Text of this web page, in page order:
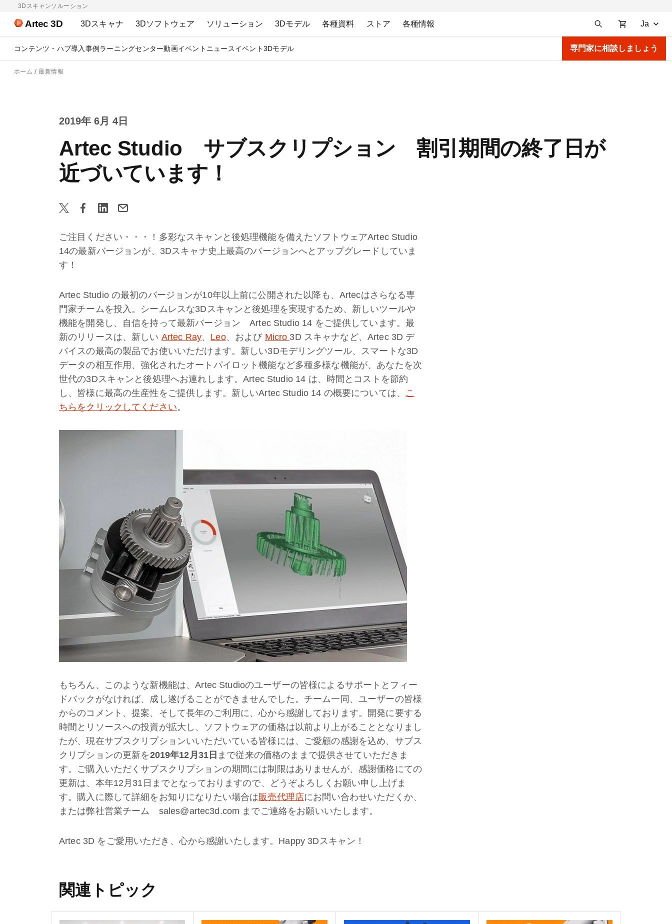
3Dスキャンソルーション
Artec 3D 3Dスキャナ 3Dソフトウェア ソリューション 3Dモデル 各種資料 ストア 各種情報 Ja
コンテンツ・ハブ導入事例 ラーニングセンター動画イベント ニュースイベント3Dモデル 専門家に相談しましょう
ホーム 最新情報
2019年 6月 4日
Artec Studio サブスクリプション 割引期間の終了日が
近づいています！
ご注目ください・・・！多彩なスキャンと後処理機能を備えたソフトウェアArtec Studio
14の最新バージョンが、3Dスキャナ史上最高のバージョンへとアップグレードしていま
す！
Artec Studio の最初のバージョンが10年以上前に公開された以降も、Artecはさらなる専
門家チームを投入。シームレスな3Dスキャンと後処理を実現するため、新しいツールや
機能を開発し、自信を持って最新バージョン Artec Studio 14 をご提供しています。最
新のリリースは、新しい Artec Ray、 Leo、および Micro 3D スキャナなど、Artec 3D デ
バイスの最高の製品でお使いいただけます。新しい3Dモデリングツール、スマートな3D
データの相互作用、強化されたオートパイロット機能など多種多様な機能が、あなたを次
世代の3Dスキャンと後処理へお連れします。Artec Studio 14 は、時間とコストを節約
し、皆様に最高の生産性をご提供します。新しいArtec Studio 14 の概要については、 こ
ちらをクリックしてください。
もちろん、このような新機能は、Artec Studioのユーザーの皆様によるサポートとフィー
ドバックがなければ、成し遂げることができませんでした。チーム一同、ユーザーの皆様
からのコメント、提案、そして長年のご利用に、心から感謝しております。開発に要する
時間とリソースへの投資が拡大し、ソフトウェアの価格は以前より上がることとなりまし
たが、現在サブスクリプションいいただいている皆様には、ご愛顧の感謝を込め、サブス
クリプションの更新を2019年12月31日 まで従来の価格のままで提供させていただきま
す。ご購入いただくサブスクリプションの期間には制限はありませんが、感謝価格にての
更新は、本年12月31日までとなっておりますので、どうぞよろしくお願い申し上げま
す。購入に際して詳細をお知りになりたい場合は販売代理店にお問い合わせいただくか、
または弊社営業チーム sales@artec3d.com までご連絡をお願いいたします。
Artec 3D をご愛用いただき、心から感謝いたします。Happy 3Dスキャン！
関連トピック